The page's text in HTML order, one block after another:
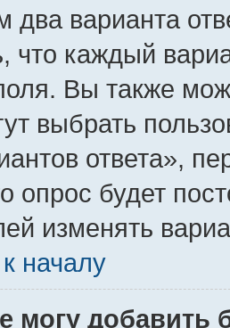
два варианта
что каждый
Вы также
выбрать
ответа»,
опрос будет
изменять
началу
могу добавить